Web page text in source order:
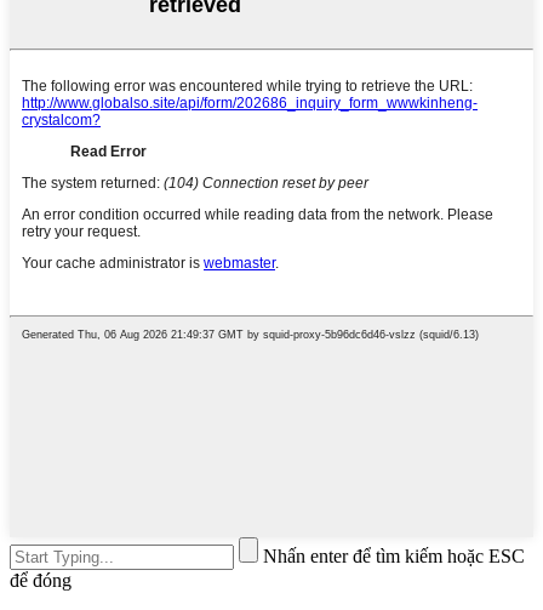
Nhấn enter để tìm kiếm hoặc ESC
để đóng